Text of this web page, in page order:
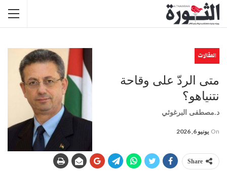
المقالات
متى الردّ على وقاحة
نتنياهو؟
د.مصطفى البرغوثي
On يونيو 6, 2026
Share